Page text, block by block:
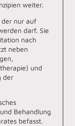
weiter.
der nur auf
darf. Sie
nach
neben
und
der
Behandlung
befasst.